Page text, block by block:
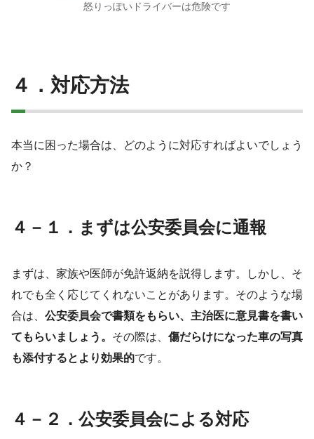
怒りっぽいドライバーは危険です
４．対応方法
本当に困った場合は、どのように対応すればよいでしょう
か？
４－１．まずは公安委員会に通報
まずは、家族や医師が免許返納を説得します。しかし、そ
れでも全く応じてくれないことがあります。そのような場
合は、 公安委員会で書類をもらい、主治医に意見書を書い
てもらいましょう。 その際は、 傷だらけになった車の写真
も添付するとより効果的です。
４－２．公安委員会による対応